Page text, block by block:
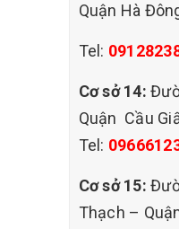
Quận Hà
Tel:
Cơ sở 14:
Quận Cầu
Tel:
Cơ sở 15:
Thạch –